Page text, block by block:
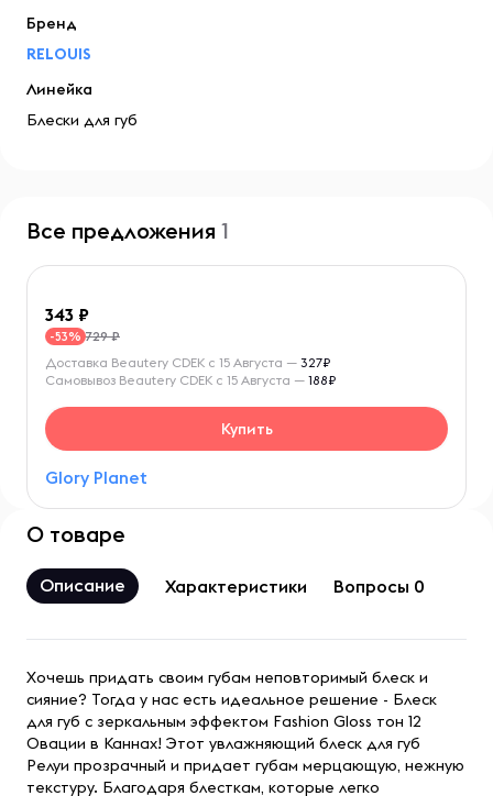
Бренд
RELOUIS
Линейка
Блески для губ
Все предложения 1
343
-53% 729 ₽
Glory Planet
Доставка Beautery CDEK с 15 Августа — 327₽
Самовывоз Beautery CDEK с 15 Августа — 188₽
Купить
О товаре
Описание Характеристики Вопросы 0
Хочешь придать своим губам неповторимый блеск и
сияние? Тогда у нас есть идеальное решение - Блеск
для губ с зеркальным эффектом Fashion Gloss тон 12
Овации в Каннах! Этот увлажняющий блеск для губ
Релуи прозрачный и придает губам мерцающую, нежную
текстуру. Благодаря блесткам, которые легко